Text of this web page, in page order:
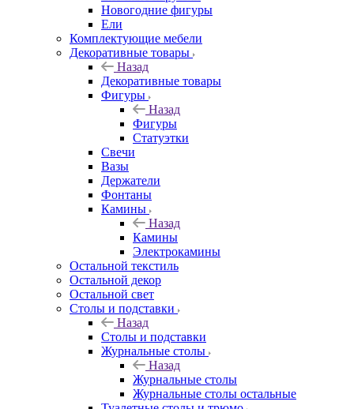
Новогодние фигуры
Ели
Комплектующие мебели
Декоративные товары
Назад
Декоративные товары
Фигуры
Назад
Фигуры
Статуэтки
Свечи
Вазы
Держатели
Фонтаны
Камины
Назад
Камины
Электрокамины
Остальной текстиль
Остальной декор
Остальной свет
Столы и подставки
Назад
Столы и подставки
Журнальные столы
Назад
Журнальные столы
Журнальные столы остальные